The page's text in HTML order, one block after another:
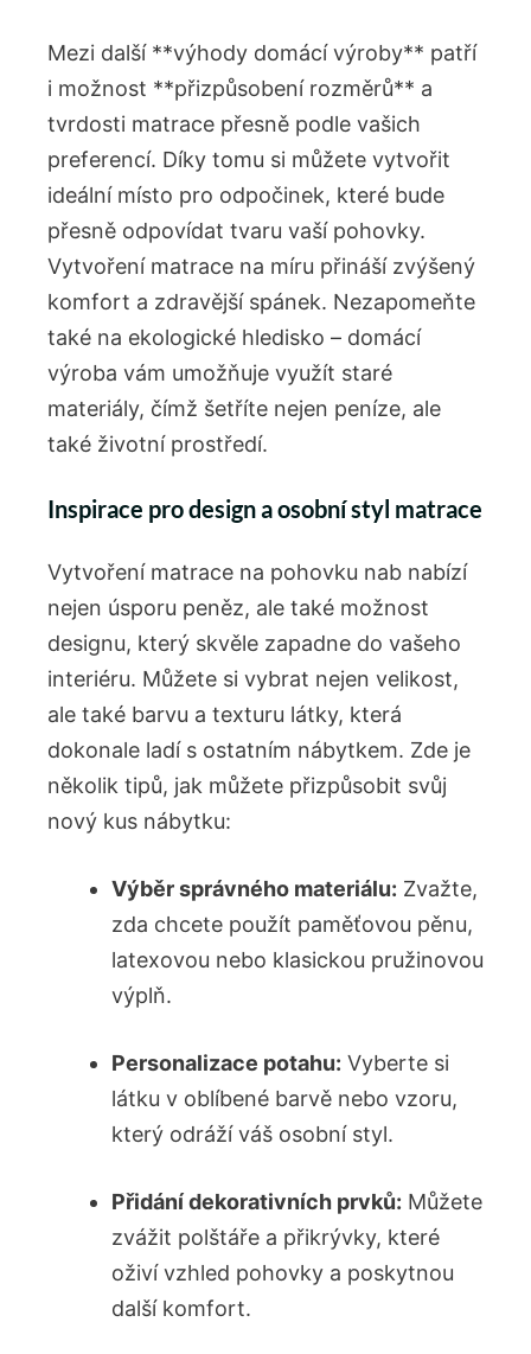
Mezi další **výhody domácí výroby** patří
i možnost **přizpůsobení rozměrů** a
tvrdosti matrace přesně podle vašich
preferencí. Díky tomu si můžete vytvořit
ideální místo pro odpočinek, které bude
přesně odpovídat tvaru vaší pohovky.
Vytvoření matrace na míru přináší zvýšený
komfort a zdravější spánek. Nezapomeňte
také na ekologické hledisko – domácí
výroba vám umožňuje využít staré
materiály, čímž šetříte nejen peníze, ale
také životní prostředí.
Inspirace pro design a osobní styl matrace
Vytvoření matrace na pohovku nab nabízí
nejen úsporu peněz, ale také možnost
designu, který skvěle zapadne do vašeho
interiéru. Můžete si vybrat nejen velikost,
ale také barvu a texturu látky, která
dokonale ladí s ostatním nábytkem. Zde je
několik tipů, jak můžete přizpůsobit svůj
nový kus nábytku:
Výběr správného materiálu: Zvažte,
zda chcete použít paměťovou pěnu,
latexovou nebo klasickou pružinovou
výplň.
Personalizace potahu: Vyberte si
látku v oblíbené barvě nebo vzoru,
který odráží váš osobní styl.
Přidání dekorativních prvků: Můžete
zvážit polštáře a přikrývky, které
oživí vzhled pohovky a poskytnou
další komfort.